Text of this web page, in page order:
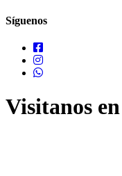
Síguenos
Visitanos